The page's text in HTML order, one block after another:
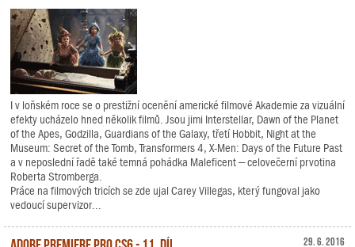
I v loňském roce se o prestižní ocenění americké filmové Akademie za vizuální
efekty ucházelo hned několik filmů. Jsou jimi Interstellar, Dawn of the Planet
of the Apes, Godzilla, Guardians of the Galaxy, třetí Hobbit, Night at the
Museum: Secret of the Tomb, Transformers 4, X-Men: Days of the Future Past
a v neposlední řadě také temná pohádka Maleficent – celovečerní prvotina
Roberta Stromberga.
Práce na filmových tricích se zde ujal Carey Villegas, který fungoval jako
vedoucí supervizor...
29. 6. 2016
Adobe Premiere Pro CS6 - 11. díl